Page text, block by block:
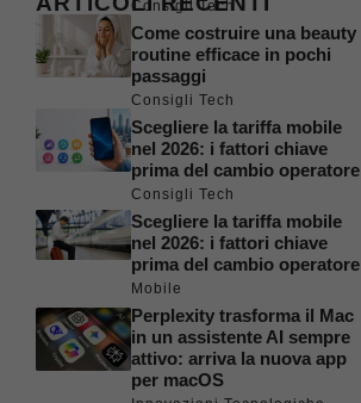
Consigli Tech
Come costruire una beauty
routine efficace in pochi
passaggi
Consigli Tech
Scegliere la tariffa mobile
nel 2026: i fattori chiave
prima del cambio operatore
Consigli Tech
Scegliere la tariffa mobile
nel 2026: i fattori chiave
prima del cambio operatore
Mobile
Perplexity trasforma il Mac
in un assistente AI sempre
attivo: arriva la nuova app
per macOS